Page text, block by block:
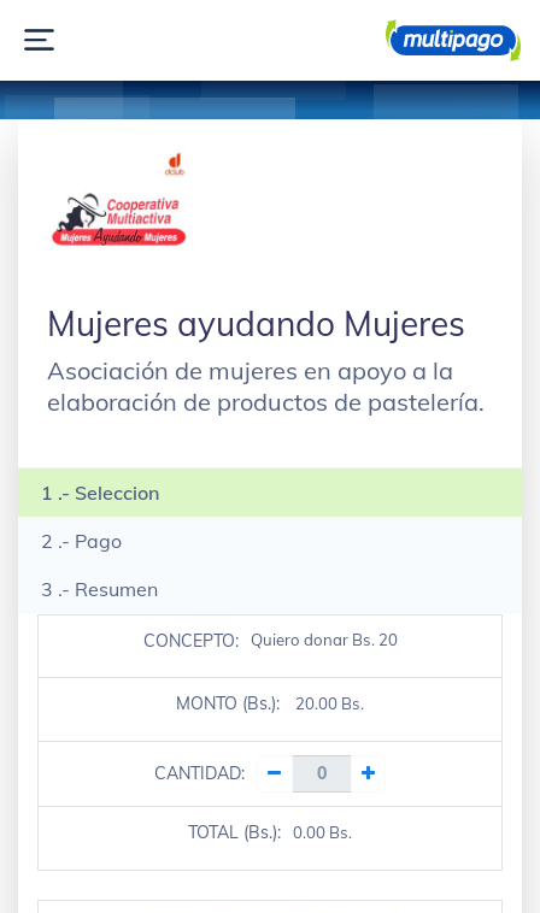
Mujeres ayudando Mujeres
Asociación de mujeres en apoyo a la
elaboración de productos de pastelería.
1 .- Seleccion
2 .- Pago
3 .- Resumen
CONCEPTO: Quiero donar Bs. 20
MONTO (Bs.): 20.00 Bs.
CANTIDAD:
TOTAL (Bs.): 0.00 Bs.